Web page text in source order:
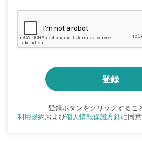
登録ボタンをクリックするこ
利用規約および個人情報保護方針に同